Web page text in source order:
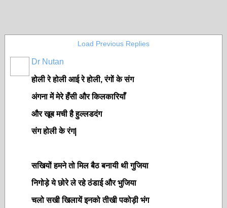
Load Previous Replies
Dr Nutan
होली रे होली आई रे होली, रंगों के संग
अंगना में मेरे हँसी और किलकारियाँ
और खूब मची है हुल्लडदंग
संग होली के रंग|
सखियों हमने तो मिल बैठ बनायी थी गुजिया
निगोड़े ये छोरे ले रहे ठंडाई और भुजिया
चलो सखी खिलायें इनको तीखी पकोड़ी भंग